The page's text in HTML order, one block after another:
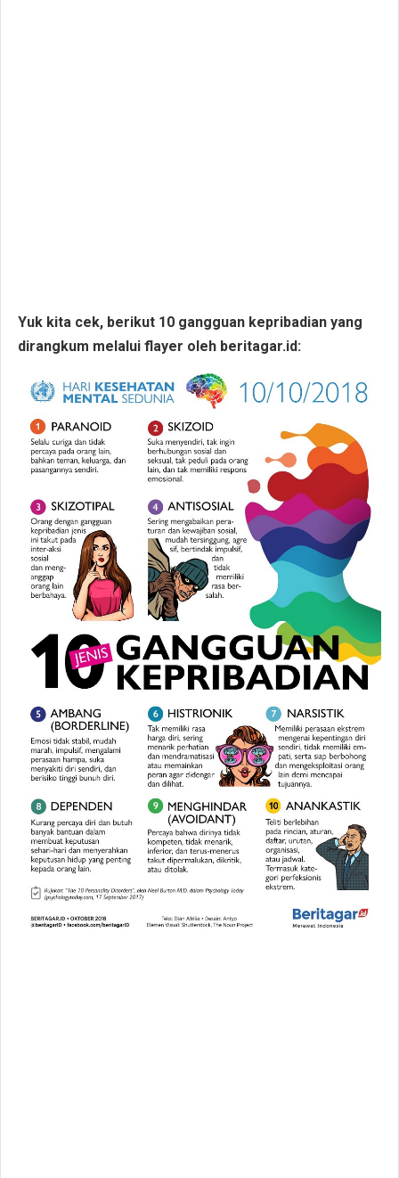
Yuk kita cek, berikut 10 gangguan kepribadian yang
dirangkum melalui flayer oleh beritagar.id: